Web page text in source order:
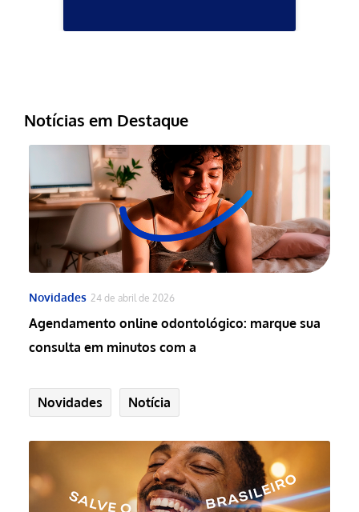
Notícias em Destaque
Novidades 24 de abril de 2026
Agendamento online odontológico: marque sua
consulta em minutos com a
Novidades Notícia